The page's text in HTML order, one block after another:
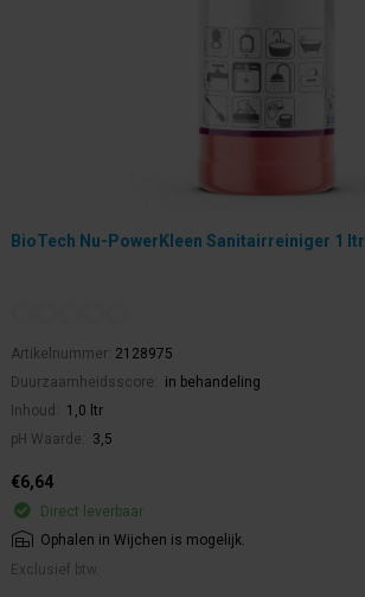
BioTech Nu-PowerKleen Sanitairreiniger 1 ltr
Artikelnummer: 2128975
Duurzaamheidsscore:
in behandeling
Inhoud:
1,0 ltr
pH Waarde:
3,5
€6,64
Direct leverbaar
Ophalen in Wijchen is mogelijk.
Exclusief btw.